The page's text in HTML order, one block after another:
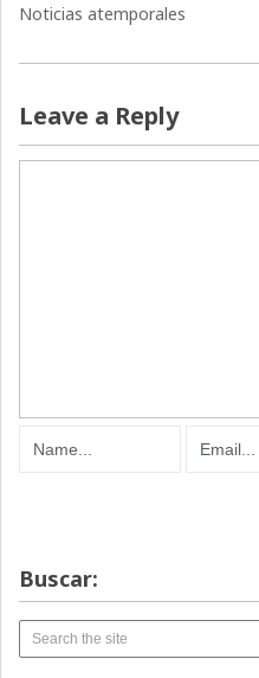
Noticias atemporales
Leave a Reply
Buscar: